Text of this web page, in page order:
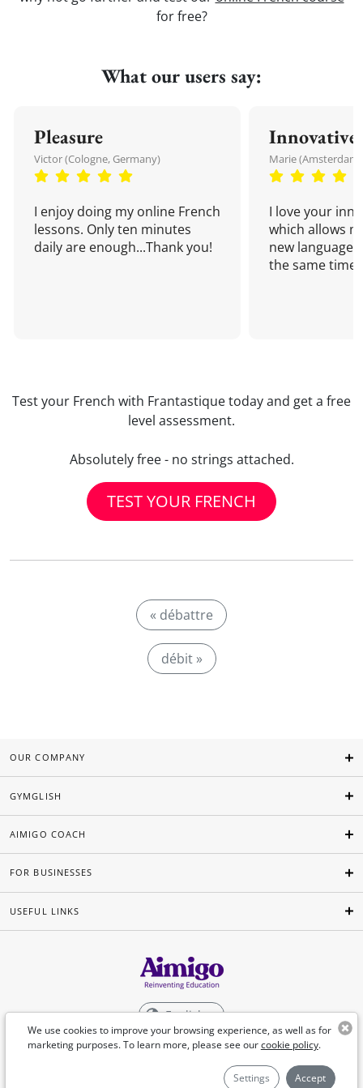
for free?
What our users say:
Pleasure
Victor (Cologne, Germany)
I enjoy doing my online French
lessons. Only ten minutes
daily are enough...Thank you!
Innovative
Marie
I love your
which allows
new language
the same time!
Test your French with Frantastique today and get a free
level assessment.
Absolutely free - no strings attached.
TEST YOUR FRENCH
« débattre
débit »
We use cookies to improve your browsing experience, as well as for
marketing purposes. To learn more, please see ourcookie policy.
Settings Accept
OUR COMPANY
GYMGLISH
AIMIGO COACH
FOR BUSINESSES
USEFUL LINKS
English
©Aimigo 2026